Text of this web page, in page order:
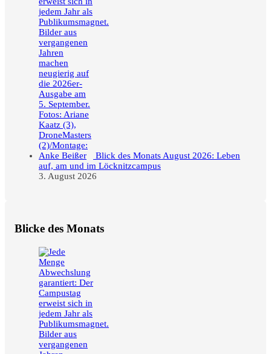
Blick des Monats August 2026: Leben
auf, am und im Löcknitzcampus
3. August 2026
Blicke des Monats